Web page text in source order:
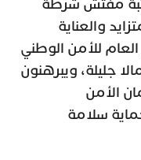
رتبة مفتش شرطة
والعناية
للأمن الوطني
جليلة، ويبرهنون
الأمن
سلامة